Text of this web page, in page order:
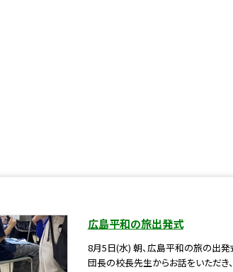
広島平和の旅出発式
8月5日(水) 朝、広島平和の旅の出
団長の校長先生からお話をいただき